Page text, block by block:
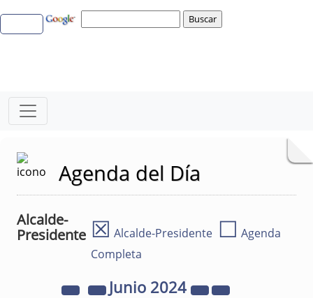
Agenda del Día
Alcalde-
Presidente ☒ Alcalde-Presidente ☐ Agenda
Completa
Junio 2024